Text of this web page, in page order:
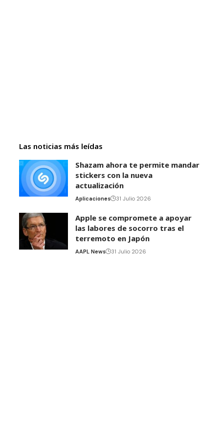
Las noticias más leídas
Shazam ahora te permite mandar
stickers con la nueva
actualización
Aplicaciones 31 Julio 2026
Apple se compromete a apoyar
las labores de socorro tras el
terremoto en Japón
AAPL News 31 Julio 2026